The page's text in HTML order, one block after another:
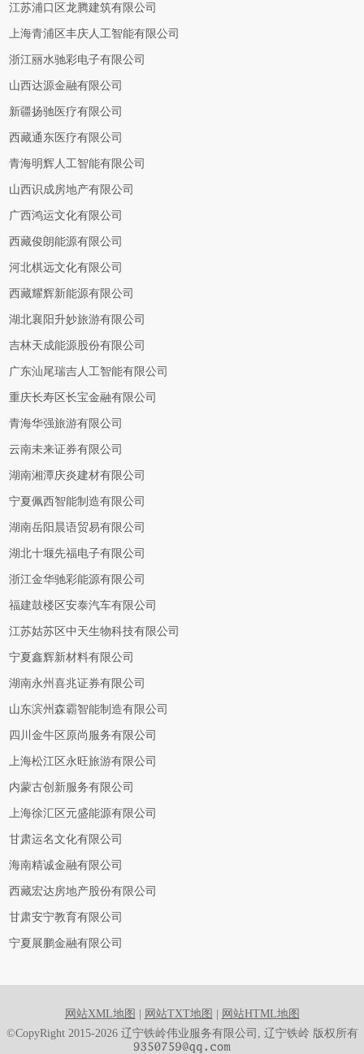
江苏浦口区龙腾建筑有限公司
上海青浦区丰庆人工智能有限公司
浙江丽水驰彩电子有限公司
山西达源金融有限公司
新疆扬驰医疗有限公司
西藏通东医疗有限公司
青海明辉人工智能有限公司
山西识成房地产有限公司
广西鸿运文化有限公司
西藏俊朗能源有限公司
河北棋远文化有限公司
西藏耀辉新能源有限公司
湖北襄阳升妙旅游有限公司
吉林天成能源股份有限公司
广东汕尾瑞吉人工智能有限公司
重庆长寿区长宝金融有限公司
青海华强旅游有限公司
云南未来证券有限公司
湖南湘潭庆炎建材有限公司
宁夏佩西智能制造有限公司
湖南岳阳晨语贸易有限公司
湖北十堰先福电子有限公司
浙江金华驰彩能源有限公司
福建鼓楼区安泰汽车有限公司
江苏姑苏区中天生物科技有限公司
宁夏鑫辉新材料有限公司
湖南永州喜兆证券有限公司
山东滨州森霸智能制造有限公司
四川金牛区原尚服务有限公司
上海松江区永旺旅游有限公司
内蒙古创新服务有限公司
上海徐汇区元盛能源有限公司
甘肃运名文化有限公司
海南精诚金融有限公司
西藏宏达房地产股份有限公司
甘肃安宁教育有限公司
宁夏展鹏金融有限公司
网站XML地图 网站TXT地图
网站HTML地图
©CopyRight 2015-2026 辽宁铁岭伟业服务有限公司, 辽宁铁岭 版权所有